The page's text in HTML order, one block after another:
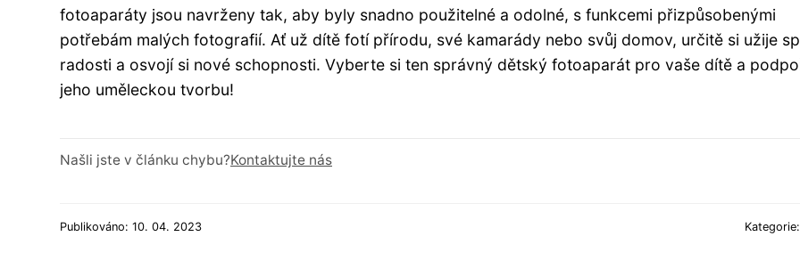
fotoaparáty jsou navrženy tak, aby byly snadno použitelné a odolné, s funkcemi přizpůsobenými
potřebám malých fotografií. Ať už dítě fotí přírodu, své kamarády nebo svůj domov, určitě si užije
radosti a osvojí si nové schopnosti. Vyberte si ten správný dětský fotoaparát pro vaše dítě a
jeho uměleckou tvorbu!
Našli jste v článku chybu?Kontaktujte nás
Publikováno: 10. 04. 2023 Kategorie: